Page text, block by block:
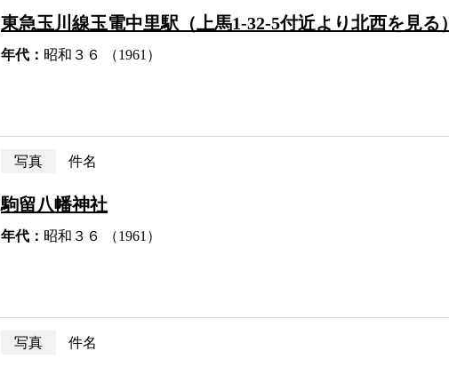
東急玉川線玉電中里駅（上馬1-32-5付近より北西を見る）
年代： 昭和３６ （1961）
写真 件名
駒留八幡神社
年代： 昭和３６ （1961）
写真 件名